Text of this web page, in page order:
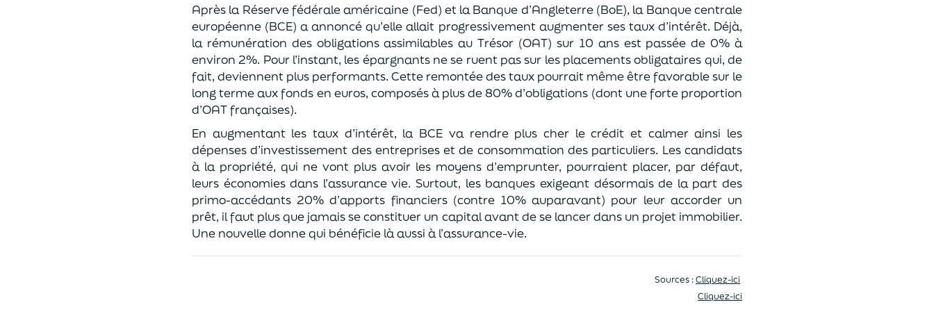
Après la Réserve fédérale américaine (Fed) et la Banque d’Angleterre (BoE), la Banque centrale
européenne (BCE) a annoncé qu’elle allait progressivement augmenter ses taux d’intérêt. Déjà,
la rémunération des obligations assimilables au Trésor (OAT) sur 10 ans est passée de 0% à
environ 2%. Pour l’instant, les épargnants ne se ruent pas sur les placements obligataires qui, de
fait, deviennent plus performants. Cette remontée des taux pourrait même être favorable sur le
long terme aux fonds en euros, composés à plus de 80% d’obligations (dont une forte proportion
d’OAT françaises).
En augmentant les taux d’intérêt, la BCE va rendre plus cher le crédit et calmer ainsi les
dépenses d’investissement des entreprises et de consommation des particuliers. Les candidats
à la propriété, qui ne vont plus avoir les moyens d’emprunter, pourraient placer, par défaut,
leurs économies dans l’assurance vie. Surtout, les banques exigeant désormais de la part des
primo-accédants 20% d’apports financiers (contre 10% auparavant) pour leur accorder un
prêt, il faut plus que jamais se constituer un capital avant de se lancer dans un projet immobilier.
Une nouvelle donne qui bénéficie là aussi à l’assurance-vie.
Sources :Cliquez-ici
Cliquez-ici